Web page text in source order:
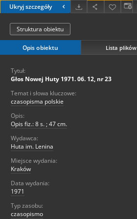
Ukryj szczegóły
Struktura obiektu
Opis obiektu Lista plików
Tytuł:
Głos Nowej Huty 1971. 06. 12, nr 23
Temat i słowa kluczowe:
czasopisma polskie
Opis:
Opis fiz.: 8 s. ; 47 cm.
Wydawca:
Huta im. Lenina
Miejsce wydania:
Kraków
Data wydania:
1971
Typ zasobu:
czasopismo